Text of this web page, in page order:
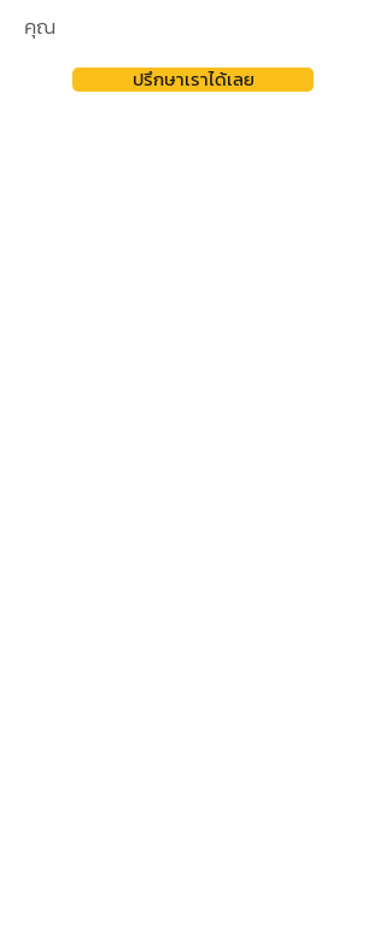
คุณ
ปรึกษาเราได้เลย